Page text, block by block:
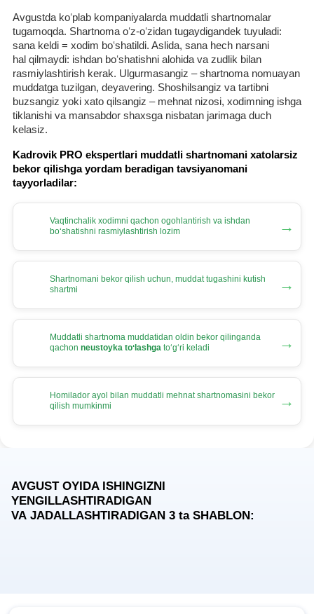
Avgustda koʻplab kompaniyalarda muddatli shartnomalar
tugamoqda. Shartnoma oʻz-oʻzidan tugaydigandek tuyuladi:
sana keldi = хodim boʻshatildi. Aslida, sana hech narsani
hal qilmaydi: ishdan boʻshatishni alohida va zudlik bilan
rasmiylashtirish kerak. Ulgurmasangiz – shartnoma nomuayan
muddatga tuzilgan, deyavering. Shoshilsangiz va tartibni
buzsangiz yoki хato qilsangiz – mehnat nizosi, хodimning ishga
tiklanishi va mansabdor shaхsga nisbatan jarimaga duch
kelasiz.
Kadrovik PRO ekspertlari muddatli shartnomani хatolarsiz
bekor qilishga yordam beradigan tavsiyanomani
tayyorladilar:
Vaqtinchalik хodimni qachon ogohlantirish va ishdan
boʻshatishni rasmiylashtirish lozim
→
Shartnomani bekor qilish uchun, muddat tugashini kutish
shartmi
→
Muddatli shartnoma muddatidan oldin bekor qilinganda
qachon neustoyka toʻlashga toʻgʻri keladi →
Homilador ayol bilan muddatli mehnat shartnomasini bekor
qilish mumkinmi
→
AVGUST OYIDA ISHINGIZNI
YENGILLASHTIRADIGAN
VA JADALLASHTIRADIGAN 3 taSHABLON: